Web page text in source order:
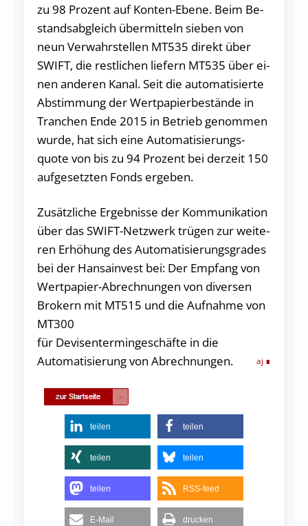
zu 98 Pro­zent auf Kon­ten-Ebe­ne. Beim Be­
standsabgleich übermit­teln sie­ben von
neun Verwahr­stel­len MT535 direkt über
SWIFT, die restli­chen liefern MT535 über ei­
nen an­de­ren Kanal. Seit die automatisier­te
Ab­stimmung der Wertpa­pierbestän­de in
Tran­chen En­de 2015 in Betrieb genommen
wurde, hat sich ei­ne Automatisierungs­
quote von bis zu 94 Pro­zent bei derzeit 150
auf­gesetz­ten Fonds erge­ben.
Zusätzli­che Ergebnis­se der Kommunikati­on
über das SWIFT-Netz­werk trügen zur weite­
ren Erhöhung des Auto­mati­sierungs­­grades
bei der Hansainvest bei: Der Empfang von
Wertpa­pier-Ab­rech­nun­gen von diver­sen
Brokern mit MT515 und die Auf­nah­me von
MT300
für Devisen­termin­ge­schäfte in die
Automatisierung von Ab­rech­nun­gen.
aj
teilen teilen
teilen teilen
teilen RSS-feed
E-Mail drucken